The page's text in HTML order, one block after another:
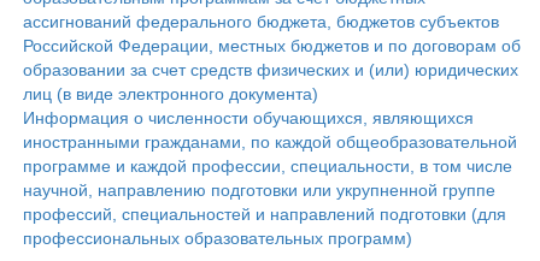
ассигнований федерального бюджета, бюджетов субъектов
Российской Федерации, местных бюджетов и по договорам об
образовании за счет средств физических и (или) юридических
лиц (в виде электронного документа)
Информация о численности обучающихся, являющихся
иностранными гражданами, по каждой общеобразовательной
программе и каждой профессии, специальности, в том числе
научной, направлению подготовки или укрупненной группе
профессий, специальностей и направлений подготовки (для
профессиональных образовательных программ)